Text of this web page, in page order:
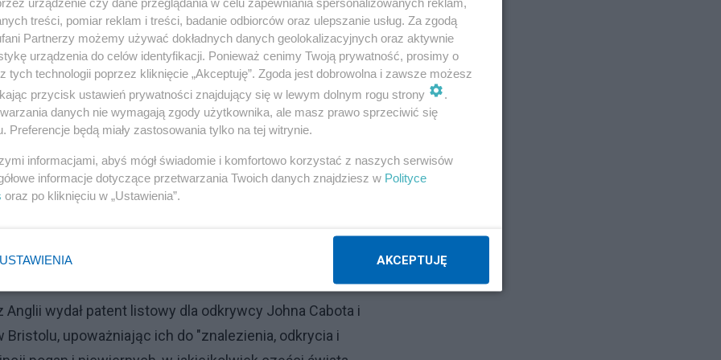
mil od Wysp Zielonego Przylądka. Część wschodnia
hiszpańskiej. Każda z nich zobowiązałaby się nie
zwolnienie pozwalało statkom hiszpańskim
Sygnatariusze zobowiązali się też nie odwoływać się
traktatowych, a jedynie prosić o jego uznanie, co
nie miał praktycznego wpływu na ambicje innych
Anglii, którzy uważali to za "zobowiązanie dwustronne,
wydał patent listowy dla odkrywcy Johna Cabota i
upoważniając ich do "znalezienia, odkrycia i
treści, pomiar reklam i treści, badanie odbiorców oraz ulepszanie usług. Za zgodą
Partnerzy możemy używać dokładnych danych geolokalizacyjnych oraz aktywnie
urządzenia do celów identyfikacji. Ponieważ cenimy Twoją prywatność, prosimy o
tych technologii poprzez kliknięcie „Akceptuję”. Zgoda jest dobrowolna i zawsze możesz
przycisk ustawień prywatności znajdujący się w lewym dolnym rogu strony
.
danych nie wymagają zgody użytkownika, ale masz prawo sprzeciwić się
Preferencje będą miały zastosowania tylko na tej witrynie.
informacjami, abyś mógł świadomie i komfortowo korzystać z naszych serwisów
informacje dotyczące przetwarzania Twoich danych znajdziesz w Polityce
oraz po kliknięciu w „Ustawienia”.
USTAWIENIA AKCEPTUJĘ